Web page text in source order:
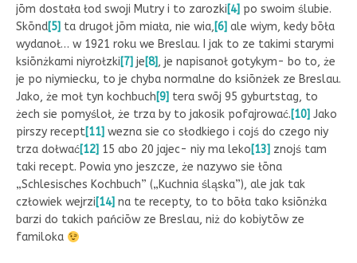
jōm dostała łod swoji Mutry i to zarozki[4] po swoim ślubie.
Skōnd[5] ta drugoł jōm miała, nie wia,[6] ale wiym, kedy bōła
wydanoł… w 1921 roku we Breslau. I jak to ze takimi starymi
ksiōnżkami niyrołzki[7] je[8], je napisanoł gotykym- bo to, że
je po niymiecku, to je chyba normalne do ksiōnżek ze Breslau.
Jako, że moł tyn kochbuch[9] tera swōj 95 gyburtstag, to
żech sie pomyśloł, że trza by to jakosik pofajrować.[10] Jako
pirszy recept[11] wezna sie co słodkiego i cojś do czego niy
trza dołwać[12] 15 abo 20 jajec- niy ma leko[13] znojś tam
taki recept. Powia yno jeszcze, że nazywo sie łōna
„Schlesisches Kochbuch” („Kuchnia śląska”), ale jak tak
człowiek wejrzi[14] na te recepty, to to bōła tako ksiōnżka
barzi do takich pańciōw ze Breslau, niż do kobiytōw ze
familoka